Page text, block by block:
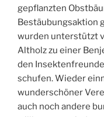
gepflanzten
Bestäubungsaktion
wurden unterstützt
Altholz zu einer
den
schufen. Wieder
wunderschöner
auch noch andere